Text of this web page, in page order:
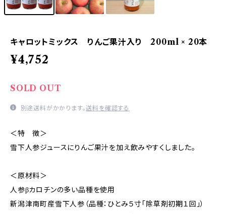
キャロットミックス りんご果汁入り 200ml × 20本
¥4,752
SOLD OUT
別途送料がかかります。送料を確認する
＜特 徴＞
雪下人参ジュースにりんご果汁を加え飲みやすくしました。
＜原材料＞
人参βカロチンの多い品種を使用
新潟津南町産雪下人参（品種：ひとみ５寸「除草剤初期１回」）